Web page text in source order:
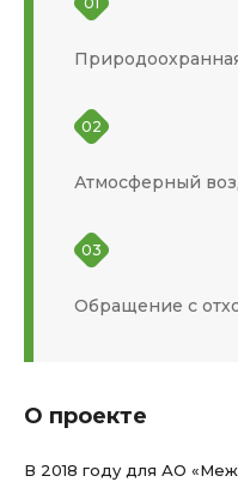
02
Атмосферный
03
Обращение с
О проекте
В 2018 году для АО